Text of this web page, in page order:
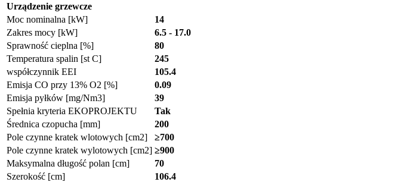
Urządzenie grzewcze
Moc nominalna [kW]
14
Zakres mocy [kW]
6.5 - 17.0
Sprawność cieplna [%]
80
Temperatura spalin [st C]
245
współczynnik EEI
105.4
Emisja CO przy 13% O2 [%]
0.09
Emisja pyłków [mg/Nm3]
39
Spełnia kryteria EKOPROJEKTU
Tak
Średnica czopucha [mm]
200
Pole czynne kratek wlotowych [cm2]
≥700
Pole czynne kratek wylotowych [cm2] ≥900
Maksymalna długość polan [cm]
70
Szerokość [cm]
106.4